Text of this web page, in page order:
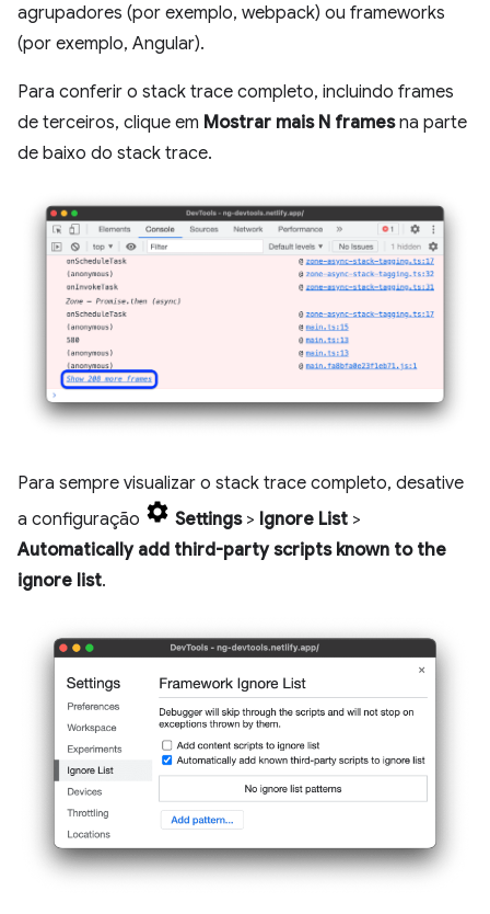
agrupadores (por exemplo, webpack) ou frameworks
(por exemplo, Angular).
Para conferir o stack trace completo, incluindo frames
de terceiros, clique em Mostrar mais N framesna parte
de baixo do stack trace.
Para sempre visualizar o stack trace completo, desative
a configuração
Settings> Ignore List >
Automatically add third-party scripts known to the
ignore list.